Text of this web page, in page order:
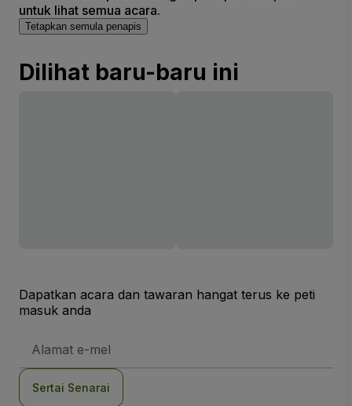
untuk lihat semua acara.
Tetapkan semula penapis
Dilihat baru-baru ini
Dapatkan acara dan tawaran hangat terus ke peti
masuk anda
E-
Sertai Senarai